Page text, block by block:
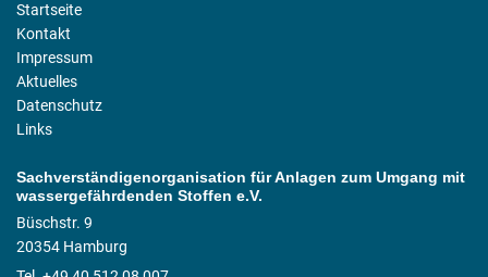
Startseite
Kontakt
Impressum
Aktuelles
Datenschutz
Links
Sachverständigenorganisation für Anlagen zum Umgang mit
wassergefährdenden Stoffen e.V.
Büschstr. 9
20354 Hamburg